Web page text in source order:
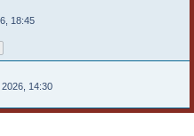
18:45
14:30